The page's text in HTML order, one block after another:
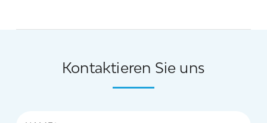
Kontaktieren Sie uns